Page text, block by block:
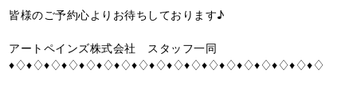
皆様のご予約心よりお待ちしております♪
アートペインズ株式会社 スタッフ一同
♦♢♦♢♦♢♦♢♦♢♦♢♦♢♦♢♦♢♦♢♦♢♦♢♦♢♦♢♦♢♦♢♦♢♦♢